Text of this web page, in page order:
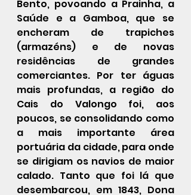
Bento, povoando a Prainha, a
Saúde e a Gamboa, que se
encheram de trapiches
(armazéns) e de novas
residências de grandes
comerciantes. Por ter águas
mais profundas, a região do
Cais do Valongo foi, aos
poucos, se consolidando como
a mais importante área
portuária da cidade, para onde
se dirigiam os navios de maior
calado. Tanto que foi lá que
desembarcou, em 1843, Dona